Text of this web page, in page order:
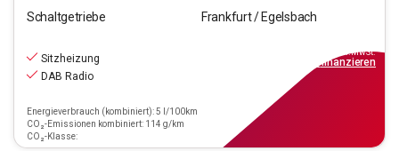
Schaltgetriebe
Frankfurt / Egelsbach
Sitzheizung
DAB Radio
Energieverbrauch (kombiniert): 5 l/100km
CO₂-Emissionen kombiniert: 114 g/km
CO₂-Klasse:
inkl.MwSt.
finanzieren